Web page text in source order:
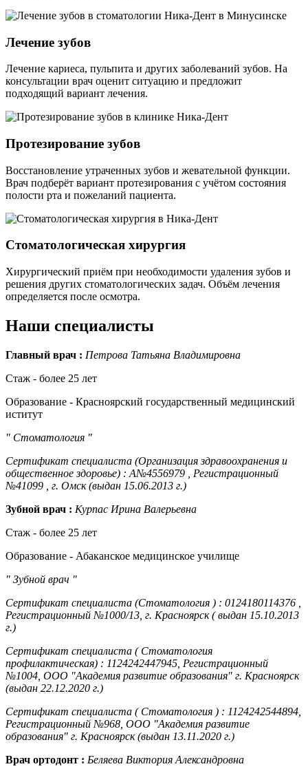
Лечение зубов
Лечение кариеса, пульпита и других заболеваний зубов. На
консультации врач оценит ситуацию и предложит
подходящий вариант лечения.
Протезирование зубов
Восстановление утраченных зубов и жевательной функции.
Врач подберёт вариант протезирования с учётом состояния
полости рта и пожеланий пациента.
Стоматологическая хирургия
Хирургический приём при необходимости удаления зубов и
решения других стоматологических задач. Объём лечения
определяется после осмотра.
Наши специалисты
Главный врач : Петрова Татьяна Владимировна
Стаж - более 25 лет
Образование - Красноярский государственный медицинский
иститут
" Стоматология "
Сертификат специалиста (Организация здравоохранения и
общественное здоровье) : А№4556979 , Регистрационный
№41099 , г. Омск (выдан 15.06.2013 г.)
Зубной врач : Курпас Ирина Валерьевна
Стаж - более 25 лет
Образование - Абаканское медицинское училище
" Зубной врач "
Сертификат специалиста (Стоматология ) : 0124180114376 ,
Регистрационный №1000/13, г. Красноярск ( выдан 15.10.2013
г.)
Сертификат специалиста ( Стоматология
профилактическая) : 1124242447945, Регистрационный
№1004, ООО "Академия развитие образования" г. Красноярск
(выдан 22.12.2020 г.)
Сертификат специалиста ( Стоматология ) : 1124242544894,
Регистрационный №968, ООО "Академия развитие
образования" г. Красноярск (выдан 13.11.2020 г.)
Врач ортодонт : Беляева Виктория Александровна